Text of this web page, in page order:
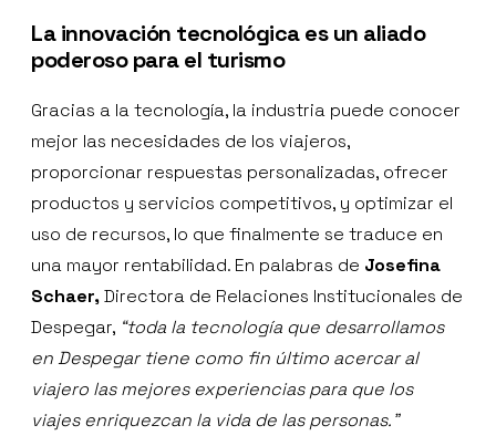
La innovación tecnológica es un aliado
poderoso para el turismo
Gracias a la tecnología, la industria puede conocer
mejor las necesidades de los viajeros,
proporcionar respuestas personalizadas, ofrecer
productos y servicios competitivos, y optimizar el
uso de recursos, lo que finalmente se traduce en
una mayor rentabilidad. En palabras de Josefina
Schaer,Directora de Relaciones Institucionales de
Despegar, “toda la tecnología que desarrollamos
en Despegar tiene como fin último acercar al
viajero las mejores experiencias para que los
viajes enriquezcan la vida de las personas.”